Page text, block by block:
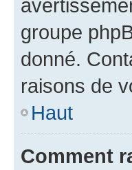
groupe
donné.
raisons de
Haut
Comment